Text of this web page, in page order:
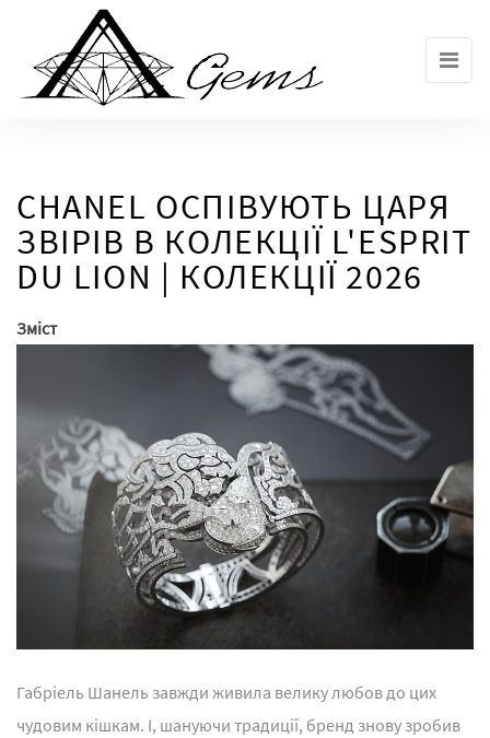
CHANEL ОСПІВУЮТЬ ЦАРЯ
ЗВІРІВ В КОЛЕКЦІЇ L'ESPRIT
DU LION | КОЛЕКЦІЇ 2026
Зміст
Габріель Шанель завжди живила велику любов до цих
чудовим кішкам. І, шануючи традиції, бренд знову зробив